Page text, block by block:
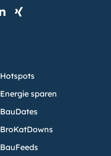
Hotspots
Energie sparen
BauDates
BroKatDowns
BauFeeds